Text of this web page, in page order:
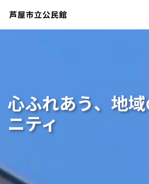
コ
ス
キ
ッ
心ふれあう、地
ニティ